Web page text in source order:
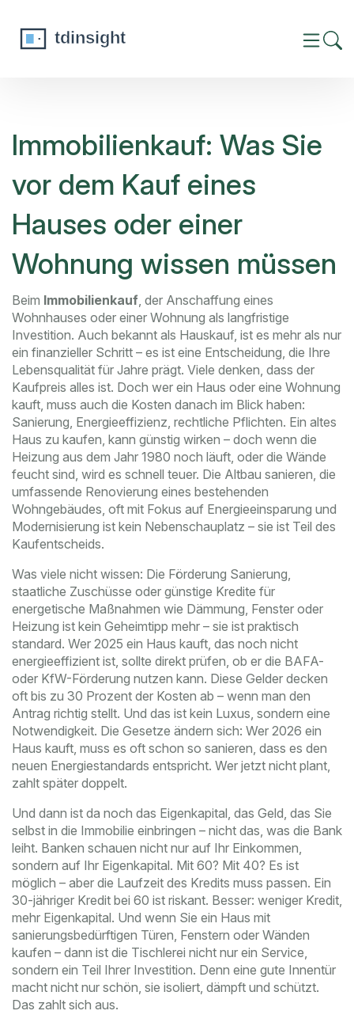
Immobilienkauf: Was Sie
vor dem Kauf eines
Hauses oder einer
Wohnung wissen müssen
Beim Immobilienkauf, der Anschaffung eines
Wohnhauses oder einer Wohnung als langfristige
Investition. Auch bekannt als Hauskauf, ist es mehr als nur
ein finanzieller Schritt – es ist eine Entscheidung, die Ihre
Lebensqualität für Jahre prägt. Viele denken, dass der
Kaufpreis alles ist. Doch wer ein Haus oder eine Wohnung
kauft, muss auch die Kosten danach im Blick haben:
Sanierung, Energieeffizienz, rechtliche Pflichten. Ein altes
Haus zu kaufen, kann günstig wirken – doch wenn die
Heizung aus dem Jahr 1980 noch läuft, oder die Wände
feucht sind, wird es schnell teuer. Die Altbau sanieren, die
umfassende Renovierung eines bestehenden
Wohngebäudes, oft mit Fokus auf Energieeinsparung und
Modernisierung ist kein Nebenschauplatz – sie ist Teil des
Kaufentscheids.
Was viele nicht wissen: Die Förderung Sanierung,
staatliche Zuschüsse oder günstige Kredite für
energetische Maßnahmen wie Dämmung, Fenster oder
Heizung ist kein Geheimtipp mehr – sie ist praktisch
standard. Wer 2025 ein Haus kauft, das noch nicht
energieeffizient ist, sollte direkt prüfen, ob er die BAFA-
oder KfW-Förderung nutzen kann. Diese Gelder decken
oft bis zu 30 Prozent der Kosten ab – wenn man den
Antrag richtig stellt. Und das ist kein Luxus, sondern eine
Notwendigkeit. Die Gesetze ändern sich: Wer 2026 ein
Haus kauft, muss es oft schon so sanieren, dass es den
neuen Energiestandards entspricht. Wer jetzt nicht plant,
zahlt später doppelt.
Und dann ist da noch das Eigenkapital, das Geld, das Sie
selbst in die Immobilie einbringen – nicht das, was die Bank
leiht. Banken schauen nicht nur auf Ihr Einkommen,
sondern auf Ihr Eigenkapital. Mit 60? Mit 40? Es ist
möglich – aber die Laufzeit des Kredits muss passen. Ein
30-jähriger Kredit bei 60 ist riskant. Besser: weniger Kredit,
mehr Eigenkapital. Und wenn Sie ein Haus mit
sanierungsbedürftigen Türen, Fenstern oder Wänden
kaufen – dann ist die Tischlerei nicht nur ein Service,
sondern ein Teil Ihrer Investition. Denn eine gute Innentür
macht nicht nur schön, sie isoliert, dämpft und schützt.
Das zahlt sich aus.